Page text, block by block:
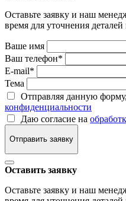
Оставьте заявку и наш
время для уточнения деталей
Ваше имя
Ваш телефон*
E-mail*
Тема
Отправляя данную
конфиденциальности
Даю согласие на
Отправить заявку
Оставить заявку
Оставьте заявку и наш